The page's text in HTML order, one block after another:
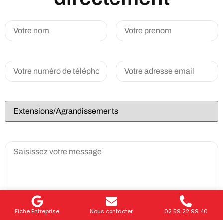
Fiche Entreprise Nous contacter 02 59 22 99 40